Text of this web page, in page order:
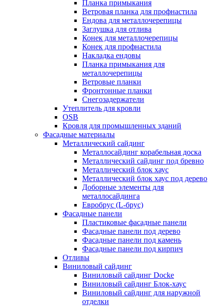
Планка примыкания
Ветровая планка для профнастила
Ендова для металлочерепицы
Заглушка для отлива
Конек для металлочерепицы
Конек для профнастила
Накладка ендовы
Планка примыкания для
металлочерепицы
Ветровые планки
Фронтонные планки
Снегозадержатели
Утеплитель для кровли
OSB
Кровля для промышленных зданий
Фасадные материалы
Металлический сайдинг
Металлосайдинг корабельная доска
Металлический сайдинг под бревно
Металлический блок хаус
Металлический блок хаус под дерево
Доборные элементы для
металлосайдинга
Евробрус (L-брус)
Фасадные панели
Пластиковые фасадные панели
Фасадные панели под дерево
Фасадные панели под камень
Фасадные панели под кирпич
Отливы
Виниловый сайдинг
Виниловый сайдинг Docke
Виниловый сайдинг Блок-хаус
Виниловый сайдинг для наружной
отделки